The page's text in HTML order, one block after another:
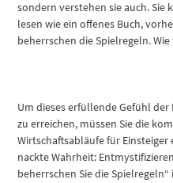
sondern verstehen sie auch. Sie
lesen wie ein offenes Buch,
beherrschen die Spielregeln.
Um dieses erfüllende Gefühl
zu erreichen, müssen Sie die
Wirtschaftsabläufe für
nackte Wahrheit:
beherrschen Sie die